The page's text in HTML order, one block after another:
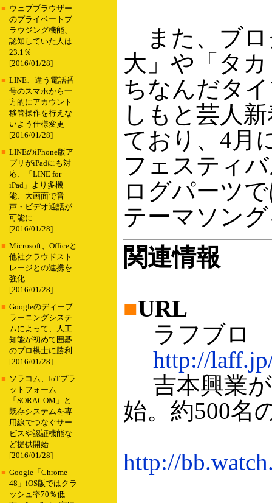
■ ウェブブラウザー
のプライベートブ
ラウジング機能、
認知していた人は
23.1％
[2016/01/28]
■ LINE、違う電話番
号のスマホから一
方的にアカウント
移管操作を行えな
いよう仕様変更
[2016/01/28]
■ LINEのiPhone版ア
プリがiPadにも対
応、「LINE for
iPad」より多機
能、大画面で音
声・ビデオ通話が
可能に
[2016/01/28]
■ Microsoft、Officeと
他社クラウドスト
レージとの連携を
強化
[2016/01/28]
■ Googleのディープ
ラーニングシステ
ムによって、人工
知能が初めて囲碁
のプロ棋士に勝利
[2016/01/28]
■ ソラコム、IoTプラ
ットフォーム
「SORACOM」と
既存システムを専
用線でつなぐサー
ビスや認証機能な
ど提供開始
[2016/01/28]
■ Google「Chrome
48」iOS版ではクラ
ッシュ率70％低
また、ブロ
大」や「タ
ちなんだタ
しもと芸人
ており、4月
フェスティ
ログパーツ
テーマソン
関連情報
■URL
ラフブロ
http://
吉本興業が
始。約500名
http://